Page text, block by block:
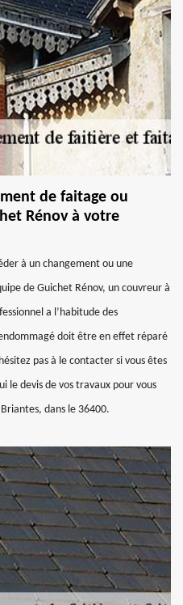
de faitage ou
Rénov à votre
à un changement ou une
de Guichet Rénov, un couvreur à
a l’habitude des
doit être en effet réparé
pas à le contacter si vous êtes
le devis de vos travaux pour vous
dans le 36400.